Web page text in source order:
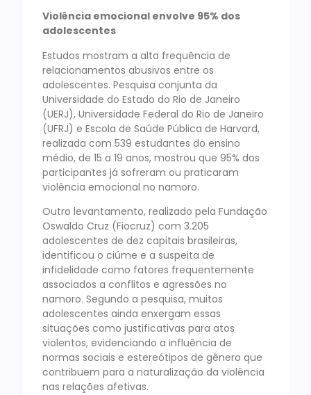
Violência emocional envolve 95% dos
adolescentes
Estudos mostram a alta frequência de
relacionamentos abusivos entre os
adolescentes. Pesquisa conjunta da
Universidade do Estado do Rio de Janeiro
(UERJ), Universidade Federal do Rio de Janeiro
(UFRJ) e Escola de Saúde Pública de Harvard,
realizada com 539 estudantes do ensino
médio, de 15 a 19 anos, mostrou que 95% dos
participantes já sofreram ou praticaram
violência emocional no namoro.
Outro levantamento, realizado pela Fundação
Oswaldo Cruz (Fiocruz) com 3.205
adolescentes de dez capitais brasileiras,
identificou o ciúme e a suspeita de
infidelidade como fatores frequentemente
associados a conflitos e agressões no
namoro. Segundo a pesquisa, muitos
adolescentes ainda enxergam essas
situações como justificativas para atos
violentos, evidenciando a influência de
normas sociais e estereótipos de gênero que
contribuem para a naturalização da violência
nas relações afetivas.